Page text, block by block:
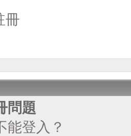
冊
問題
能登入？